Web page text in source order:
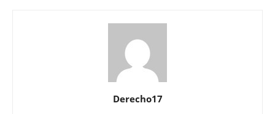
Derecho17